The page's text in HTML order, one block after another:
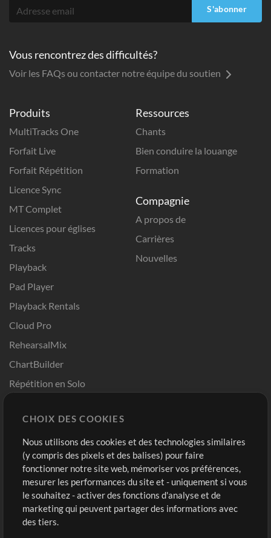
Produits
MultiTracks One
Forfait Live
Forfait Répétition
Licence Sync
MT Complet
Licences pour églises
Tracks
Playback
Pad Player
Playback Rentals
Cloud Pro
RehearsalMix
ChartBuilder
Répétition en Solo
Modèles ProPresenter
Sons
Ressources
Chants
Bien conduire la louange
Formation
Compagnie
A propos de
Carrières
Nouvelles
Boutique
Acheter des crédits
Contenu gratuit
Demander les pistes
Compte
Connexion
S'inscrire
S'abonner
Vous rencontrez des difficultés?
Voir les FAQs ou contacter notre équipe du soutien
CHOIX DES COOKIES
Nous utilisons des cookies et des technologies similaires
(y compris des pixels et des balises) pour faire
fonctionner notre site web, mémoriser vos préférences,
mesurer les performances du site et - uniquement si vous
le souhaitez - activer des fonctions d'analyse et de
marketing qui peuvent partager des informations avec
des tiers.